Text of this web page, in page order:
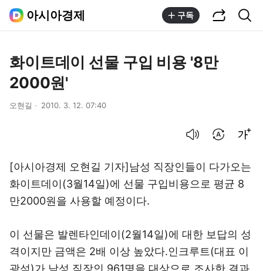
아시아경제 구독
화이트데이 선물 구입 비용 '8만
2000원'
오현길 2010. 3. 12. 07:40
[아시아경제 오현길 기자]남성 직장인들이 다가오는
화이트데이(3월14일)에 선물 구입비용으로 평균 8
만2000원을 사용할 예정이다.
이 선물은 발렌타인데이(2월14일)에 대한 보답의 성
격이지만 금액은 2배 이상 높았다.인크루트(대표 이
광석)가 남성 직장인 961명을 대상으로 조사한 결과,